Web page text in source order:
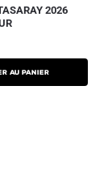
2026
AU PANIER